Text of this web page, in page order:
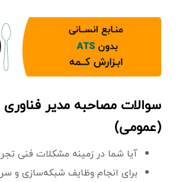
سوالات مصاحبه مدیر فناوری
(عمومی)
آیا شما در زمینه مشکلات فنی
برای انجام وظایف شبکه‌سازی و